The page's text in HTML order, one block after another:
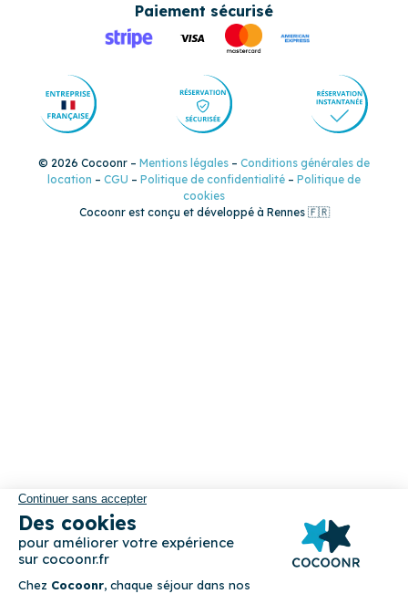
Paiement sécurisé
© 2026 Cocoonr – Mentions légales – Conditions générales de
location – CGU – Politique de confidentialité – Politique de
cookies
Cocoonr est conçu et développé à Rennes 🇫🇷